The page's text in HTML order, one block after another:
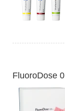
FluoroDose